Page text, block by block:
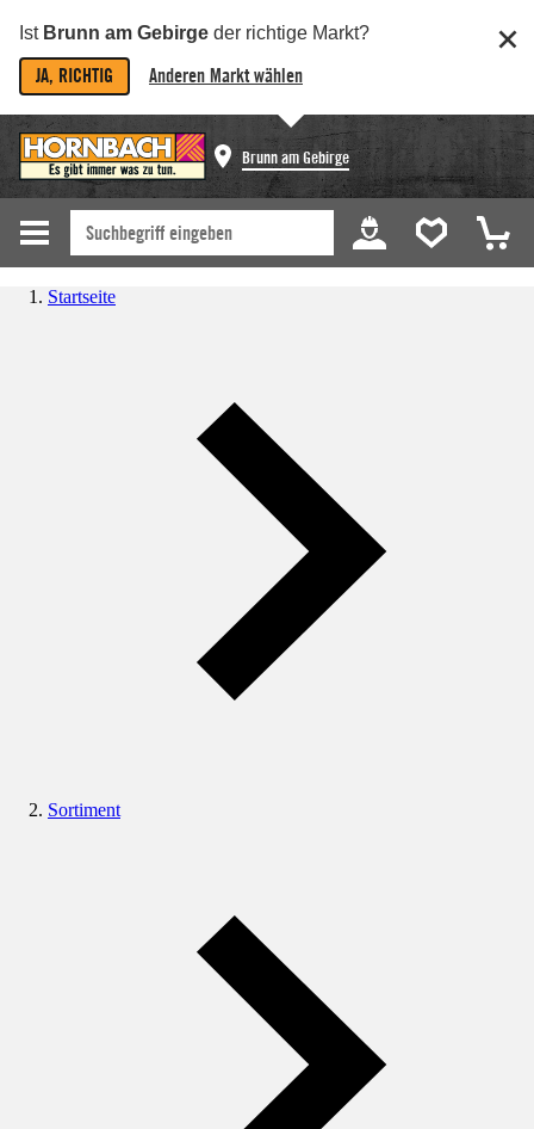
Ist Brunn am Gebirge der richtige Markt?
JA, RICHTIG Anderen Markt wählen
Brunn am Gebirge
Startseite
Sortiment